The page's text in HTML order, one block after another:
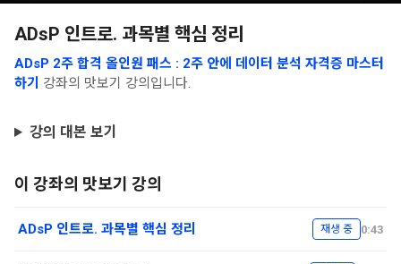
ADsP 인트로. 과목별 핵심 정리
ADsP 2주 합격 올인원 패스 : 2주 안에 데이터 분석 자격증 마스터
하기
강좌의 맛보기 강의입니다.
강의 대본 보기
이 강좌의 맛보기 강의
ADsP 인트로. 과목별 핵심 정리 재생 중 0:43